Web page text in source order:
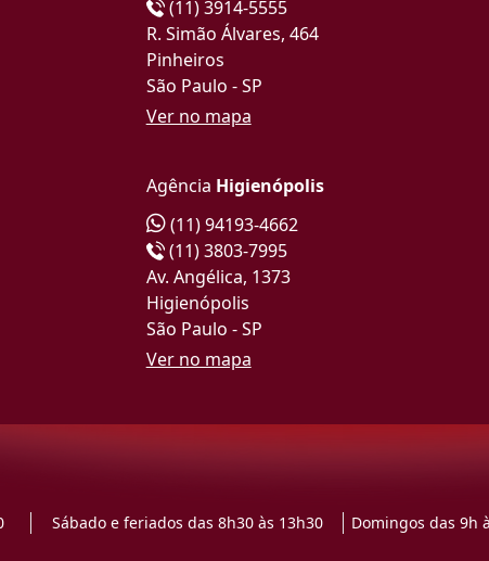
(11) 3914-5555
R. Simão Álvares, 464
Pinheiros
São Paulo - SP
Ver no mapa
Agência Higienópolis
(11) 94193-4662
(11) 3803-7995
Av. Angélica, 1373
Higienópolis
São Paulo - SP
Ver no mapa
Sábado e feriados das 8h30 às 13h30 Domingos das 9h